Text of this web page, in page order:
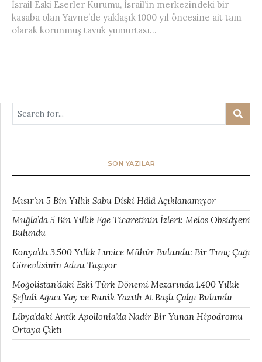
İsrail Eski Eserler Kurumu, İsrail’in merkezindeki bir
kasaba olan Yavne’de yaklaşık 1000 yıl öncesine ait tam
olarak korunmuş tavuk yumurtası...
SON YAZILAR
Mısır’ın 5 Bin Yıllık Sabu Diski Hâlâ Açıklanamıyor
Muğla’da 5 Bin Yıllık Ege Ticaretinin İzleri: Melos Obsidyeni
Bulundu
Konya’da 3.500 Yıllık Luvice Mühür Bulundu: Bir Tunç Çağı
Görevlisinin Adını Taşıyor
Moğolistan’daki Eski Türk Dönemi Mezarında 1.400 Yıllık
Şeftali Ağacı Yay ve Runik Yazıtlı At Başlı Çalgı Bulundu
Libya’daki Antik Apollonia’da Nadir Bir Yunan Hipodromu
Ortaya Çıktı